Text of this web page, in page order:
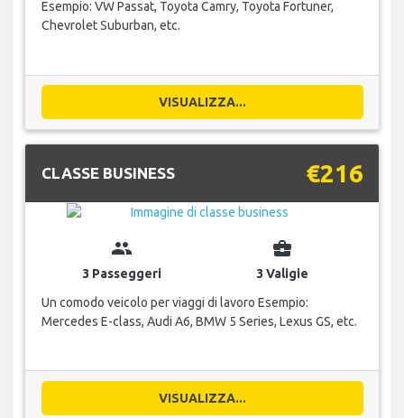
Esempio: VW Passat, Toyota Camry, Toyota Fortuner,
Chevrolet Suburban, etc.
VISUALIZZA...
CLASSE BUSINESS €216
group
3 Passeggeri
business_center
3 Valigie
Un comodo veicolo per viaggi di lavoro Esempio:
Mercedes E-class, Audi A6, BMW 5 Series, Lexus GS, etc.
VISUALIZZA...